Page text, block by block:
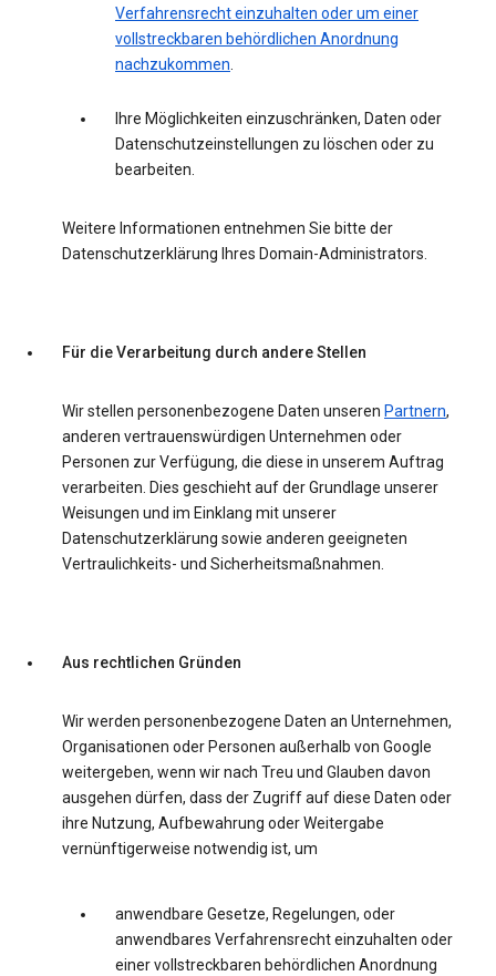
Verfahrensrecht einzuhalten oder um einer
vollstreckbaren behördlichen Anordnung
nachzukommen.
Ihre Möglichkeiten einzuschränken, Daten oder
Datenschutzeinstellungen zu löschen oder zu
bearbeiten.
Weitere Informationen entnehmen Sie bitte der
Datenschutzerklärung Ihres Domain-Administrators.
Für die Verarbeitung durch andere Stellen
Wir stellen personenbezogene Daten unseren Partnern,
anderen vertrauenswürdigen Unternehmen oder
Personen zur Verfügung, die diese in unserem Auftrag
verarbeiten. Dies geschieht auf der Grundlage unserer
Weisungen und im Einklang mit unserer
Datenschutzerklärung sowie anderen geeigneten
Vertraulichkeits- und Sicherheitsmaßnahmen.
Aus rechtlichen Gründen
Wir werden personenbezogene Daten an Unternehmen,
Organisationen oder Personen außerhalb von Google
weitergeben, wenn wir nach Treu und Glauben davon
ausgehen dürfen, dass der Zugriff auf diese Daten oder
ihre Nutzung, Aufbewahrung oder Weitergabe
vernünftigerweise notwendig ist, um
anwendbare Gesetze, Regelungen, oder
anwendbares Verfahrensrecht einzuhalten oder
einer vollstreckbaren behördlichen Anordnung